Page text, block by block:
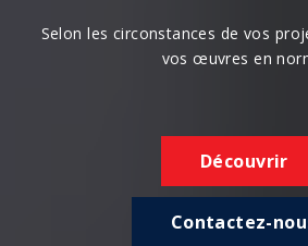
Selon les circonstances de vos
vos œuvres en
Découvrir
Contactez-